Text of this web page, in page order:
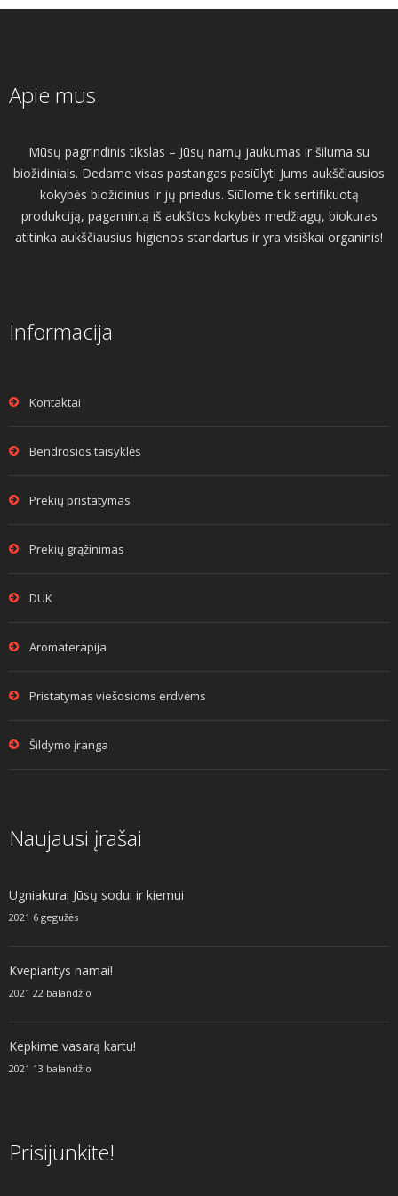
Apie mus
Mūsų pagrindinis tikslas – Jūsų namų jaukumas ir šiluma su
biožidiniais. Dedame visas pastangas pasiūlyti Jums aukščiausios
kokybės biožidinius ir jų priedus. Siūlome tik sertifikuotą
produkciją, pagamintą iš aukštos kokybės medžiagų, biokuras
atitinka aukščiausius higienos standartus ir yra visiškai organinis!
Informacija
Kontaktai
Bendrosios taisyklės
Prekių pristatymas
Prekių grąžinimas
DUK
Aromaterapija
Pristatymas viešosioms erdvėms
Šildymo įranga
Naujausi įrašai
Ugniakurai Jūsų sodui ir kiemui
2021 6 gegužės
Kvepiantys namai!
2021 22 balandžio
Kepkime vasarą kartu!
2021 13 balandžio
Prisijunkite!